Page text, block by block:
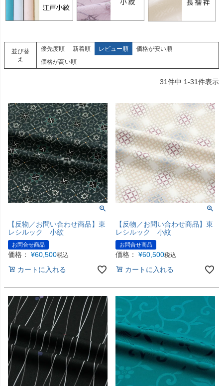
並び替
え
優先度順 新着順 レビュー順
価格が安い順
価格が高い順
31件中 1-31件表示
【反物／お問い合わせ商品】東
レシルック 小紋
お問合せ商品
価格： ¥60,500税込
カートに入れる
【反物／お問い合わせ商品】東
レシルック 小紋
お問合せ商品
価格： ¥60,500税込
カートに入れる